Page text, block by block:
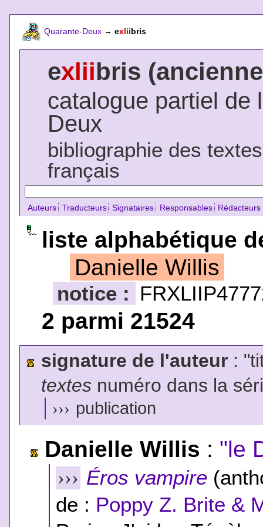
Quarante-Deux → exliibris
exliibris
catalogue partiel de
Deux
bibliographie des
français
Auteurs Traducteurs Signataires Responsables Rédacteurs
liste alphabétique
Danielle Willis
notice :
2 parmi 21524
signature de l'auteur:
textesnuméro dans la
››› publication
Danielle Willis : "le
››› Éros vampire
de : Poppy Z. Brite &